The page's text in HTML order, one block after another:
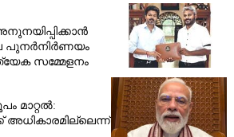
പുനർനിർണയം
സമ്മേളനം
മാറ്റൽ: